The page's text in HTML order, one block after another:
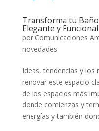
Transforma tu
Elegante y Funcional
por Comunicaciones
novedades
Ideas, tendencias y
renovar este espacio
de los espacios más
donde comienzas y
energías y también